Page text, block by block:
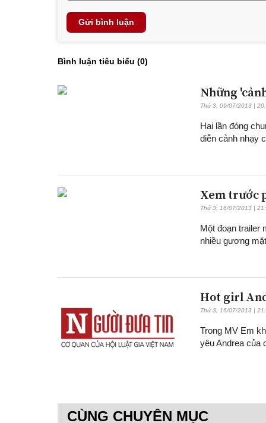
Gửi bình luận
Bình luận tiêu biểu (0)
Những
Thứ 3, 09/07/2013 |
Hai lần đóng
diễn cảnh nhạy
Xem trước
Thứ 3, 16/07/2013 |
Một đoạn trailer
nhiều gương
Hot girl
Thứ 3, 16/07/2013 |
Trong MV Em
yêu Andrea của
CÙNG CHUYÊN MỤC